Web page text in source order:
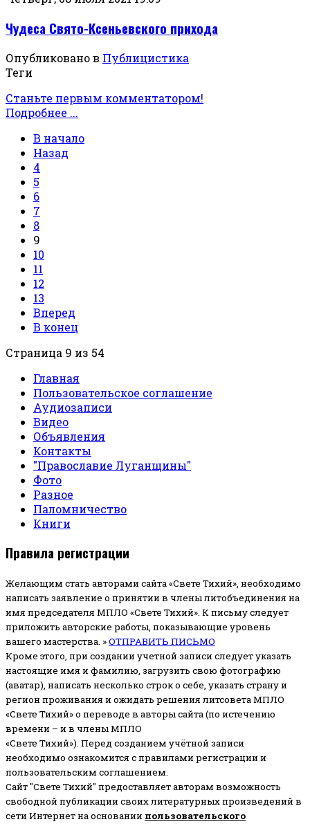
Чудеса Свято-Ксеньевского прихода
Опубликовано в Публицистика
Теги
Станьте первым комментатором!
Подробнее ...
В начало
Назад
4
5
6
7
8
9
10
11
12
13
Вперед
В конец
Страница 9 из 54
Главная
Пользовательское соглашение
Аудиозаписи
Видео
Объявления
Контакты
"Православие Луганщины"
Фото
Разное
Паломничество
Книги
Правила регистрации
Желающим стать авторами сайта «Свете Тихий», необходимо
написать заявление о принятии в члены литобъединения на
имя председателя МПЛО «Свете Тихий». К письму следует
приложить авторские работы, показывающие уровень
вашего мастерства. »ОТПРАВИТЬ ПИСЬМО
Кроме этого, при создании учетной записи следует указать
настоящие имя и фамилию, загрузить свою фотографию
(аватар), написать несколько строк о себе, указать страну и
регион проживания и ожидать решения литсовета МПЛО
«Свете Тихий» о переводе в авторы сайта (по истечению
времени – и в члены МПЛО
«Свете Тихий»). Перед созданием учётной записи
необходимо ознакомится с правилами регистрации и
пользовательским соглашением.
Сайт "Свете Тихий" предоставляет авторам возможность
свободной публикации своих литературных произведений в
сети Интернет на основании пользовательского